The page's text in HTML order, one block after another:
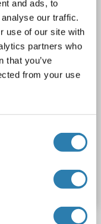
and ads, to
our traffic.
use of our site with
partners who
that you’ve
from your use